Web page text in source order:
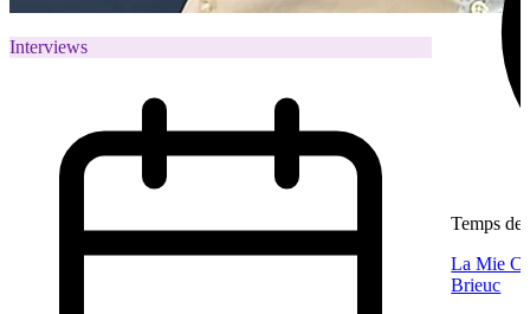
Interviews
Temps de
La Mie
Brieuc